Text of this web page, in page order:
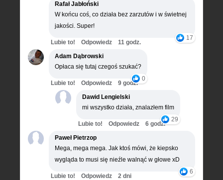
Rafał Jabłoński
W końcu coś, co działa bez zarzutów i w świetnej
jakości. Super!
17
Lubie to! Odpowiedz
11 godz.
Adam Dąbrowski
Opłaca się tutaj czegoś szukać?
0
Lubie to! Odpowiedz
9 godz.
Dawid Lengielski
mi wszystko działa, znalazłem film
29
Lubie to! Odpowiedz
6 godz.
Paweł Pietrzop
Mega, mega mega. Jak ktoś mówi, że kiepsko
wygląda to musi się nieźle walnąć w głowe xD
6
Lubie to! Odpowiedz
2 dni